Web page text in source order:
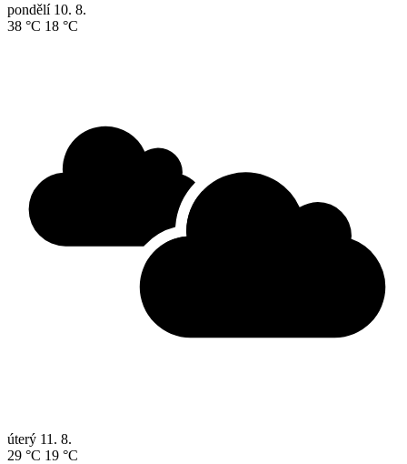
pondělí 10. 8.
38 °C 18 °C
úterý 11. 8.
29 °C 19 °C